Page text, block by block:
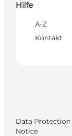
Hilfe
A-Z
Kontakt
Data Protection
Notice